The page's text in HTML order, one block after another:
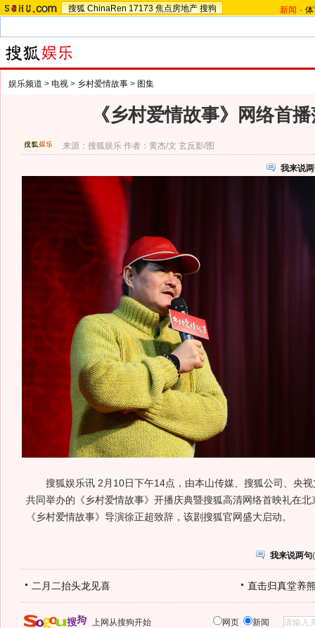
搜狐 ChinaRen 17173 焦点房地产 搜狗 新闻 -
娱乐频道 > 电视 > 乡村爱情故事 > 图集
《乡村爱情故事》网络首
来源：搜狐娱乐 作者：黄杰/文 玄反影/图
我来说
搜狐娱乐讯 2月10日下午14点，由本山传媒、搜狐公司、央视
共同举办的《乡村爱情故事》开播庆典暨搜狐高清网络首映礼在
《乡村爱情故事》导演徐正超致辞，该剧搜狐官网盛大启动。
我来说两句(
二月二抬头龙见喜 直击归真堂养
上网从搜狗开始 网页 新闻